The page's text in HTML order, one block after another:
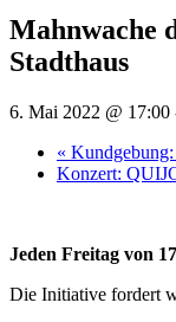
Mahnwache
Stadthaus
6. Mai 2022 @ 17:00
«
Konzert:
Jeden Freitag von
Die Initiative fordert